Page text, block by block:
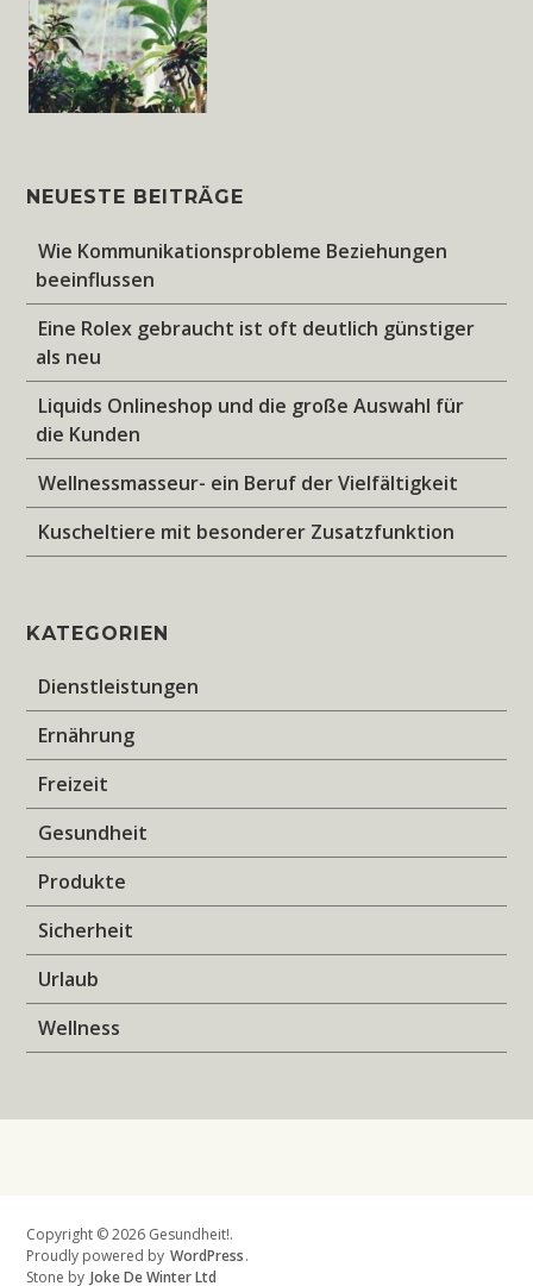
NEUESTE BEITRÄGE
Wie Kommunikationsprobleme Beziehungen
beeinflussen
Eine Rolex gebraucht ist oft deutlich günstiger
als neu
Liquids Onlineshop und die große Auswahl für
die Kunden
Wellnessmasseur- ein Beruf der Vielfältigkeit
Kuscheltiere mit besonderer Zusatzfunktion
KATEGORIEN
Dienstleistungen
Ernährung
Freizeit
Gesundheit
Produkte
Sicherheit
Urlaub
Wellness
Copyright © 2026 Gesundheit!.
Proudly powered by WordPress.
Stone by Joke De Winter Ltd